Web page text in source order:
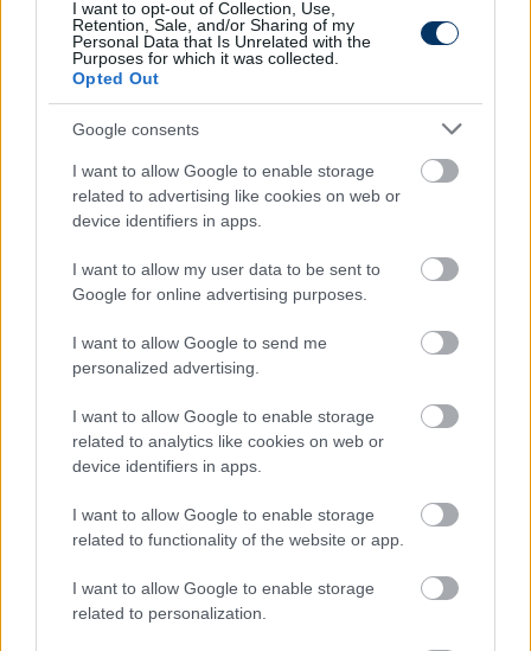
I want to opt-out of Collection, Use,
Retention, Sale, and/or Sharing of my
Personal Data that Is Unrelated with the
Purposes for which it was collected.
Opted Out
Google consents
I want to allow Google to enable storage
related to advertising like cookies on web or
device identifiers in apps.
I want to allow my user data to be sent to
Google for online advertising purposes.
I want to allow Google to send me
personalized advertising.
I want to allow Google to enable storage
related to analytics like cookies on web or
device identifiers in apps.
I want to allow Google to enable storage
related to functionality of the website or app.
I want to allow Google to enable storage
related to personalization.
mutatja, hogy milyen erős az idén az Európa-liga,
bár szerintem már tavaly is az volt- fejtette ki
véleményét a válogatott futballista. Örömét fejezte
ki, hogy az egyenes kieséses szakasz első körében a
holland Ajaxszal csapnak össze, szerinte két
tradicionális klub jó erőkből álló csapata játszik
majd egymással, és kiemelte, hogy mindkét
együttes nagyszerű szurkolótáborral rendelkezik.
Itt állíthatod be, hogy a Csakfoci az elsők
között legyen a Google-találatokban
Tetszett a cikk? Megosztanád?
CÍMKÉK: #BUNDESLIGA #SÉRÜLÉSEK
#SCHÄFER